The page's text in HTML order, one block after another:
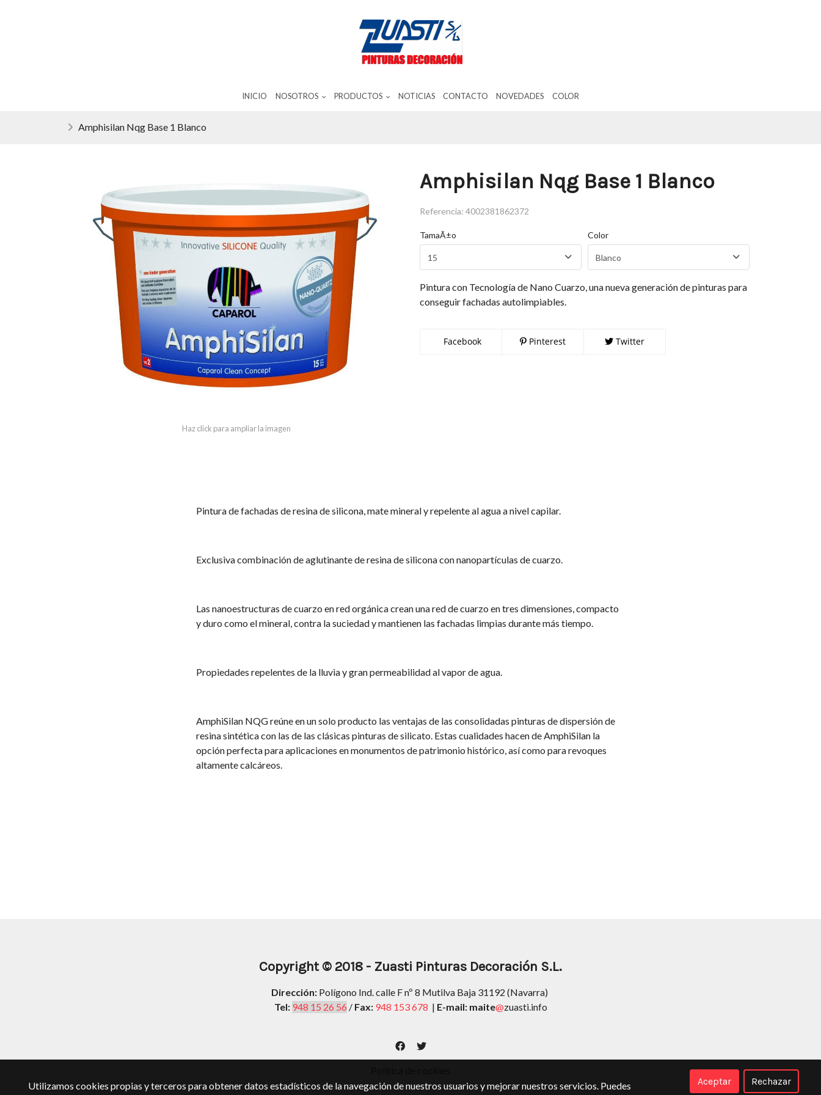
INICIO NOSOTROS PRODUCTOS NOTICIAS CONTACTO NOVEDADES COLOR
Amphisilan Nqg Base 1 Blanco
Haz click para ampliar la imagen
Amphisilan Nqg Base 1 Blanco
Referencia: 4002381862372
TamaÃ±o
15
Color
Blanco
Pintura con Tecnología de Nano Cuarzo, una nueva generación de pinturas para
conseguir fachadas autolimpiables.
Facebook Pinterest Twitter
Pintura de fachadas de resina de silicona, mate mineral y repelente al agua a nivel capilar.
Exclusiva combinación de aglutinante de resina de silicona con nanopartículas de cuarzo.
Las nanoestructuras de cuarzo en red orgánica crean una red de cuarzo en tres dimensiones, compacto
y duro como el mineral, contra la suciedad y mantienen las fachadas limpias durante más tiempo.
Propiedades repelentes de la lluvia y gran permeabilidad al vapor de agua.
AmphiSilan NQG reúne en un solo producto las ventajas de las consolidadas pinturas de dispersión de
resina sintética con las de las clásicas pinturas de silicato. Estas cualidades hacen de AmphiSilan la
opción perfecta para aplicaciones en monumentos de patrimonio histórico, así como para revoques
altamente calcáreos.
Copyright© 2018 - Zuasti Pinturas Decoración S.L.
Dirección: Polígono Ind. calle F nº 8 Mutilva Baja 31192 (Navarra)
Tel: 948 15 26 56 / Fax: 948 153 678 | E-mail: maite@zuasti.info
Utilizamos cookies propias y terceros para obtener datos estadísticos de la navegación de nuestros usuarios y mejorar nuestros servicios. Puedes
Aceptar Rechazar